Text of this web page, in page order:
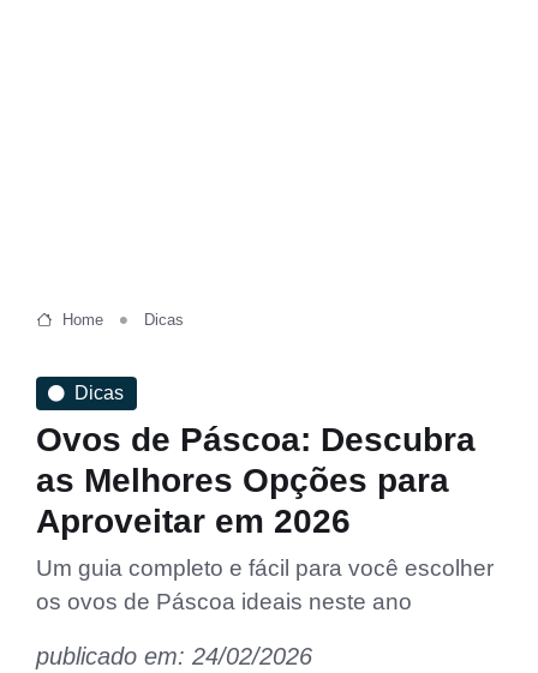
Home Dicas
Dicas
Ovos de Páscoa: Descubra
as Melhores Opções para
Aproveitar em 2026
Um guia completo e fácil para você escolher
os ovos de Páscoa ideais neste ano
publicado em: 24/02/2026